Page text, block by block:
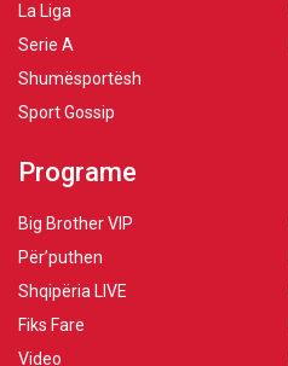
La Liga
Serie A
Shumësportësh
Sport Gossip
Programe
Big Brother VIP
Për’puthen
Shqipëria LIVE
Fiks Fare
Video